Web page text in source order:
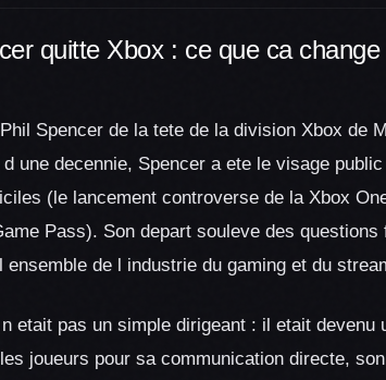
quitte Xbox : ce que ca
Spencer de la tete de la division Xbox de
d une decennie, Spencer a ete le visage
(le lancement controverse de la Xbox
Pass). Son depart souleve des
ensemble de l industrie du gaming et du
etait pas un simple dirigeant : il etait devenu
joueurs pour sa communication directe,